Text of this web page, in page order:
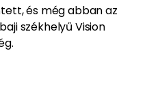
és még abban az
székhelyű Vision